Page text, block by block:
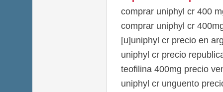
comprar uniphyl cr 400
comprar uniphyl cr
[u]uniphyl cr precio en
uniphyl cr precio
teofilina 400mg precio
uniphyl cr unguento